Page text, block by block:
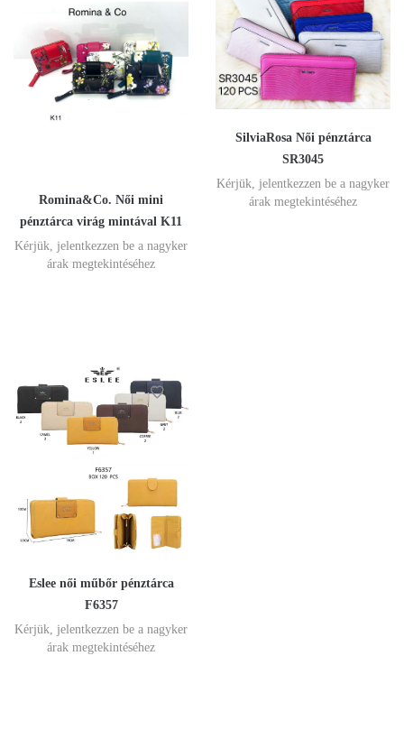
Romina&Co. Női mini
pénztárca virág mintával K11
Kérjük, jelentkezzen be a nagyker
árak megtekintéséhez
SilviaRosa Női pénztárca
SR3045
Kérjük, jelentkezzen be a nagyker
árak megtekintéséhez
Eslee női műbőr pénztárca
F6357
Kérjük, jelentkezzen be a nagyker
árak megtekintéséhez